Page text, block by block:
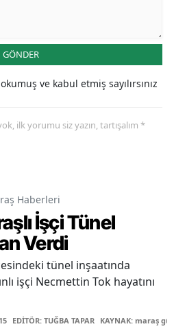
GÖNDER
okumuş ve kabul etmiş sayılırsınız
ilk yorumu siz yazın, tartışalım *
Haberleri
İşçi Tünel
Verdi
tünel inşaatında
işçi Necmettin Tok hayatını
EDİTÖR: TUĞBA TAPAR KAYNAK: maraş